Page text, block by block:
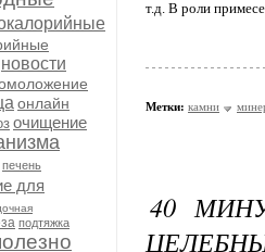
новости
онлайн
очищение
печень
для
подтяжка
т.д. В роли
Метки: камни
40